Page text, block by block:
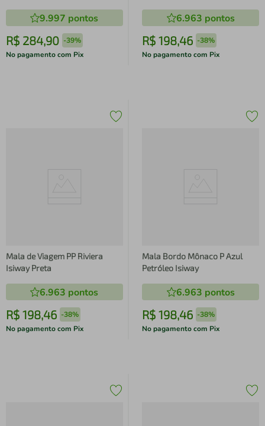
9.997 pontos
R$ 284,90 -39%
No pagamento com Pix
6.963 pontos
R$ 198,46 -38%
No pagamento com Pix
Mala de Viagem PP Riviera
Isiway Preta
6.963 pontos
R$ 198,46 -38%
No pagamento com Pix
Mala Bordo Mônaco P Azul
Petróleo Isiway
6.963 pontos
R$ 198,46 -38%
No pagamento com Pix